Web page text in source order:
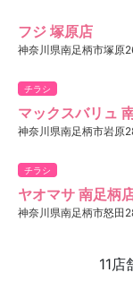
フジ 塚原店
神奈川県南足柄市塚原
チラシ
マックスバリュ
神奈川県南足柄市岩原
チラシ
ヤオマサ 南足柄
神奈川県南足柄市怒田
11店